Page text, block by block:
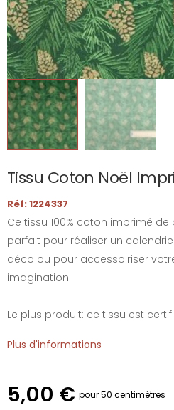
Tissu Coton Noël
Réf: 1224337
Ce tissu 100% coton imprimé
parfait pour réaliser un
déco ou pour accessoiriser
imagination.
Le plus produit: ce tissu est
Plus d'informations
5,00 € pour 50 centimètres